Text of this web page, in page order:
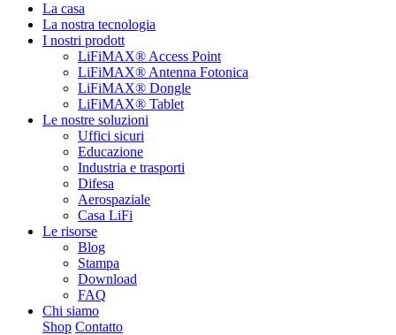
La casa
La nostra tecnologia
I nostri prodott
LiFiMAX® Access Point
LiFiMAX® Antenna Fotonica
LiFiMAX® Dongle
LiFiMAX® Tablet
Le nostre soluzioni
Uffici sicuri
Educazione
Industria e trasporti
Difesa
Aerospaziale
Casa LiFi
Le risorse
Blog
Stampa
Download
FAQ
Chi siamo
Shop Contatto